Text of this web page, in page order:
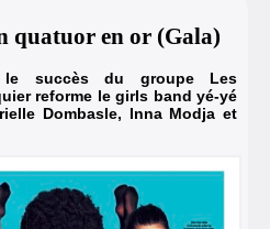
quatuor en or (Gala)
le succès du groupe Les
reforme le girls band yé-yé
Dombasle, Inna Modja et